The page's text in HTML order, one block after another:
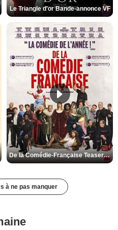
Le Triangle d'or Bande-annonce VF
De la Comédie-Française Teaser VF
à ne pas manquer